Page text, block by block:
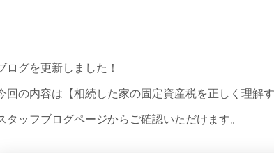
ログを更新しました！
回の内容は【相続した家の固定資産税を正しく理解
タッフブログページからご確認いただけます。